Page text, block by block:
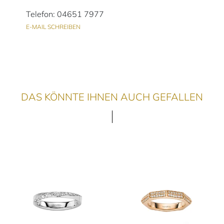
Telefon: 04651 7977
E-MAIL SCHREIBEN
DAS KÖNNTE IHNEN AUCH GEFALLEN